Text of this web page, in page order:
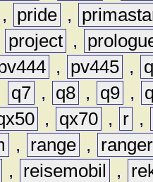
, pride ,
project ,
, pv445 ,
q7 , q8 , q9 ,
, qx70 , r ,
, range ,
ranger
, reisemobil ,